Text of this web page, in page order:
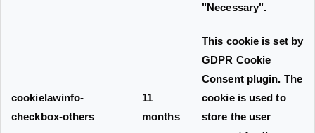
"Necessary".
cookielawinfo-
checkbox-others
11
months
This cookie is set by
GDPR Cookie
Consent plugin. The
cookie is used to
store the user